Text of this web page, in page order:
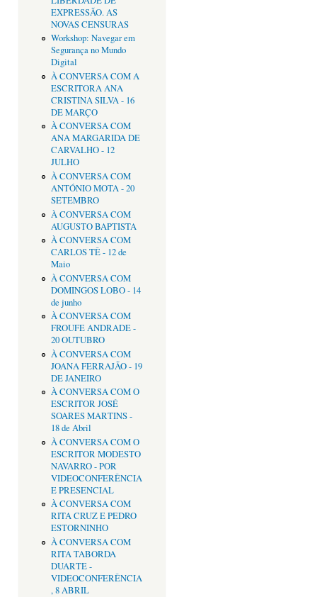
EXPRESSÃO. AS
NOVAS CENSURAS
Workshop: Navegar em
Segurança no Mundo
Digital
À CONVERSA COM A
ESCRITORA ANA
CRISTINA SILVA - 16
DE MARÇO
À CONVERSA COM
ANA MARGARIDA DE
CARVALHO - 12
JULHO
À CONVERSA COM
ANTÓNIO MOTA - 20
SETEMBRO
À CONVERSA COM
AUGUSTO BAPTISTA
À CONVERSA COM
CARLOS TÊ - 12 de
Maio
À CONVERSA COM
DOMINGOS LOBO - 14
de junho
À CONVERSA COM
FROUFE ANDRADE -
20 OUTUBRO
À CONVERSA COM
JOANA FERRAJÃO - 19
DE JANEIRO
À CONVERSA COM O
ESCRITOR JOSÉ
SOARES MARTINS -
18 de Abril
À CONVERSA COM O
ESCRITOR MODESTO
NAVARRO - POR
VIDEOCONFERÊNCIA
E PRESENCIAL
À CONVERSA COM
RITA CRUZ E PEDRO
ESTORNINHO
À CONVERSA COM
RITA TABORDA
DUARTE -
VIDEOCONFERÊNCIA
, 8 ABRIL